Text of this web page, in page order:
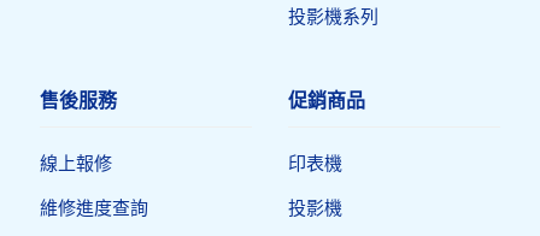
投影機系列
售後服務
線上報修
維修進度查詢
促銷商品
印表機​
投影機